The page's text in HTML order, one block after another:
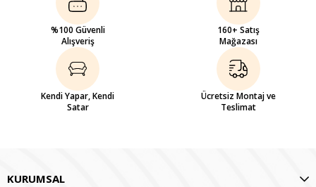
%100 Güvenli
Alışveriş
160+ Satış
Mağazası
Kendi Yapar, Kendi
Satar
Ücretsiz Montaj ve
Teslimat
KURUMSAL